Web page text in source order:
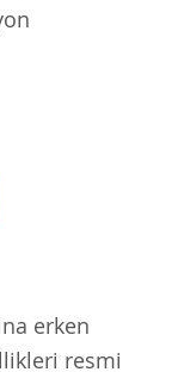
erken
resmi